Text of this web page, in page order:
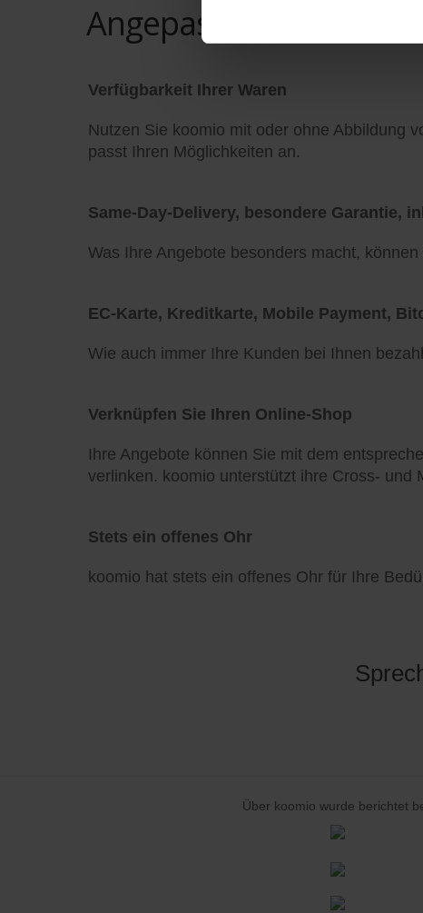
Angepasst auf Ihre
Verfügbarkeit Ihrer Waren
Nutzen Sie koomio mit oder ohne Abbildung
passt Ihren Möglichkeiten an.
Same-Day-Delivery, besondere Garantie,
Was Ihre Angebote besonders macht,
EC-Karte, Kreditkarte, Mobile Payment,
Wie auch immer Ihre Kunden bei Ihnen
Verknüpfen Sie Ihren Online-Shop
Ihre Angebote können Sie mit dem
verlinken. koomio unterstützt ihre Cross- und
Stets ein offenes Ohr
koomio hat stets ein offenes Ohr für Ihre
Über koomio wurde berichtet